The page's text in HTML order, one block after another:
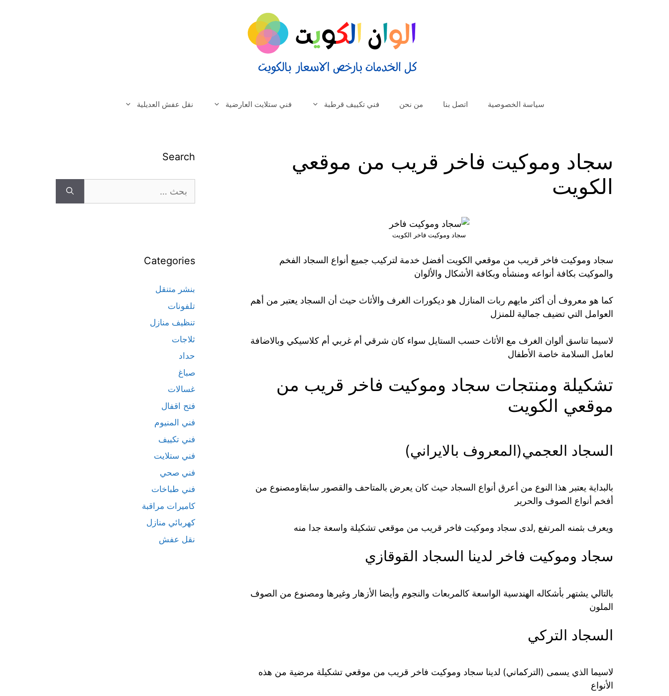
سياسة الخصوصية اتصل بنا من نحن فني تكييف قرطبة فني ستلايت العارضية نقل عفش العديلية
سجاد وموكيت فاخر قريب من موقعي
الكويت
سجاد وموكيت فاخر الكويت
سجاد وموكيت فاخر قريب من موقعي الكويت أفضل خدمة لتركيب جميع أنواع السجاد الفخم
والموكيت بكافة أنواعه ومنشأه وبكافة الأشكال والألوان
كما هو معروف أن أكثر مايهم ربات المنازل هو ديكورات الغرف والأثاث حيث أن السجاد يعتبر من أهم
العوامل التي تضيف جمالية للمنزل
لاسيما تناسق ألوان الغرف مع الأثاث حسب الستايل سواء كان شرقي أم غربي أم كلاسيكي وبالاضافة
لعامل السلامة خاصة الأطفال
تشكيلة ومنتجات سجاد وموكيت فاخر قريب من
موقعي الكويت
السجاد العجمي(المعروف بالايراني)
بالبداية يعتبر هذا النوع من أعرق أنواع السجاد حيث كان يعرض بالمتاحف والقصور سابقاومصنوع من
أفخم أنواع الصوف والحرير
ويعرف بثمنه المرتفع ,لدى سجاد وموكيت فاخر قريب من موقعي تشكيلة واسعة جدا منه
سجاد وموكيت فاخر لدينا السجاد القوقازي
بالتالي يشتهر بأشكاله الهندسية الواسعة كالمربعات والنجوم وأيضا الأزهار وغيرها ومصنوع من الصوف
الملون
السجاد التركي
لاسيما الذي يسمى (التركماني) لدينا سجاد وموكيت فاخر قريب من موقعي تشكيلة مرضية من هذه
الأنواع
Search
Categories
بنشر متنقل
تلفونات
تنظيف منازل
ثلاجات
حداد
صباغ
غسالات
فتح اقفال
فني المنيوم
فني تكييف
فني ستلايت
فني صحي
فني طباخات
كاميرات مراقبة
كهربائي منازل
نقل عفش